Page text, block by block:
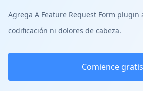
Agrega A Feature Request Form
codificación ni dolores de cabeza.
Comience gratis